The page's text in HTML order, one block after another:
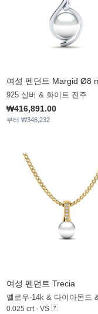
여성 펜던트 Margid Ø8
925 실버 & 화이트 진주
₩416,891.00
부터 ₩346,232
여성 펜던트 Trecia
0.025 crt - VS